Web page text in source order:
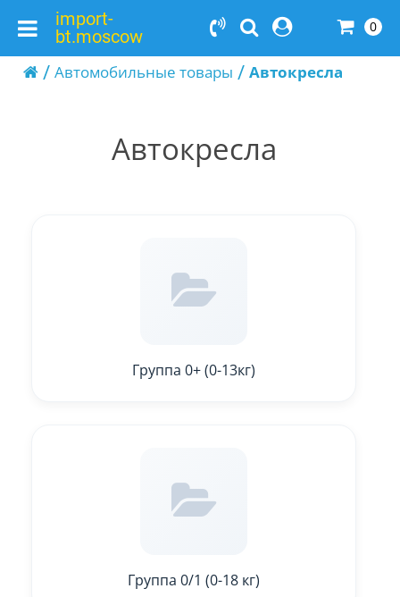
import-
bt.moscow
0
Автомобильные товары Автокресла
Автокресла
Группа 0+ (0-13кг)
Группа 0/1 (0-18 кг)